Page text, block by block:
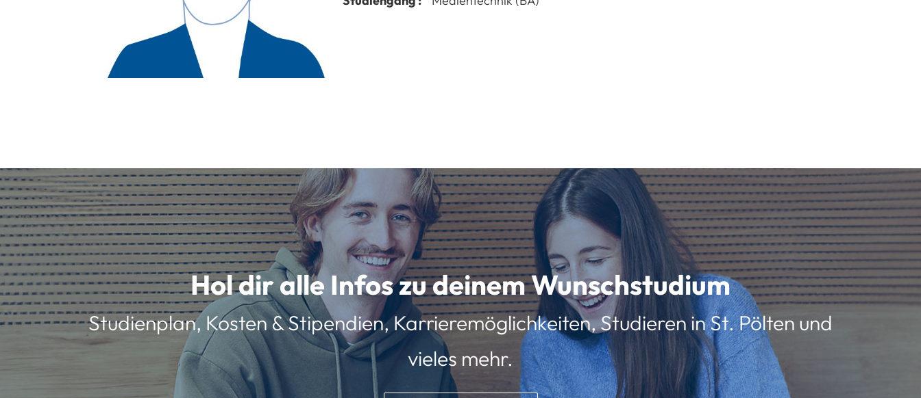
Hol dir alle Infos zu deinem Wunschstudium
Studienplan, Kosten & Stipendien, Karrieremöglichkeiten, Studieren in St. Pölten und
vieles mehr.